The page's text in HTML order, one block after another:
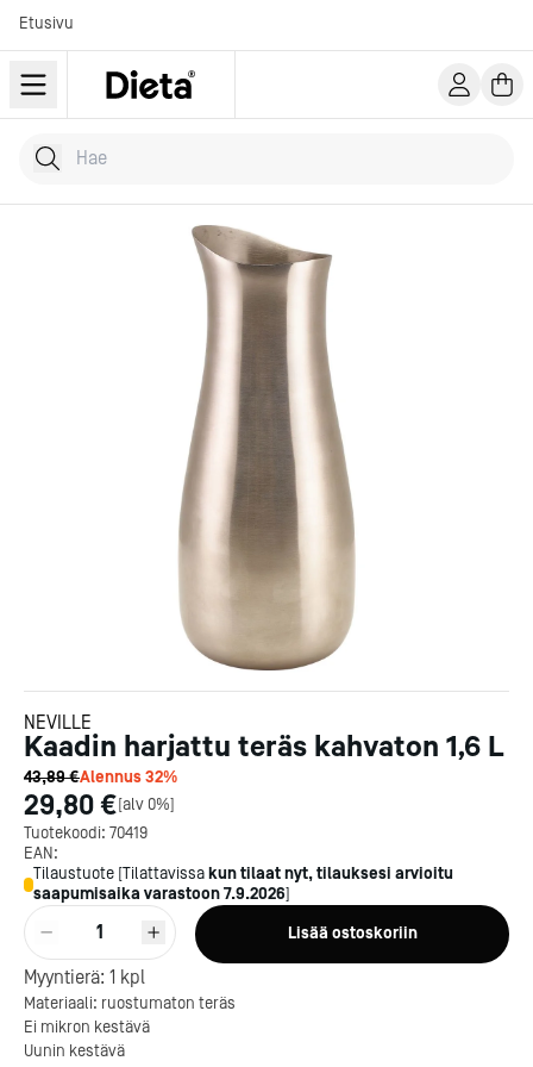
Etusivu
Hae tuotteita
Kirjoita hakusana...
NEVILLE
Kaadin harjattu teräs kahvaton 1,6 L
43,89 €Alennus32%
29,80 €[alv 0%]
Tuotekoodi: 70419
EAN:
Tilaustuote [Tilattavissa kun tilaat nyt, tilauksesi arvioitu
saapumisaika varastoon7.9.2026]
1 Lisää ostoskoriin
Myyntierä: 1 kpl
Materiaali: ruostumaton teräs
Ei mikron kestävä
Uunin kestävä
Kotipizza on vuonna 1987
perustettu yritys, jolla on yli
300 ravintolaa eri puolella
Suomea. Dieta on tehnyt